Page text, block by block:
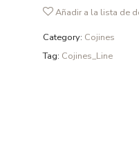
● Cremallera oculta
● Hecho en España
● Recomendamos
Añadir a la lista de
Category: Cojines
Tag: Cojines_Line